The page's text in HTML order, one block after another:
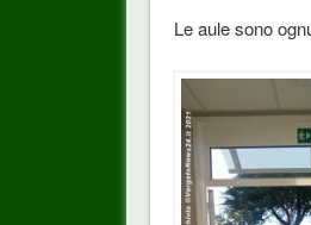
Le aule sono